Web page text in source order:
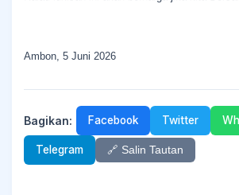
Ambon, 5 Juni 2026
Bagikan: Facebook Twitter
Telegram 🔗 Salin Tautan